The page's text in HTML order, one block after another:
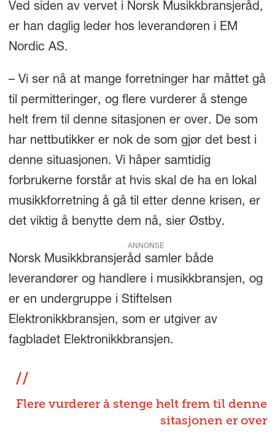
Ved siden av vervet i Norsk Musikkbransjeråd,
er han daglig leder hos leverandøren i EM
Nordic AS.
– Vi ser nå at mange forretninger har måttet gå
til permitteringer, og flere vurderer å stenge
helt frem til denne sitasjonen er over. De som
har nettbutikker er nok de som gjør det best i
denne situasjonen. Vi håper samtidig
forbrukerne forstår at hvis skal de ha en lokal
musikkforretning å gå til etter denne krisen, er
det viktig å benytte dem nå, sier Østby.
ANNONSE
Norsk Musikkbransjeråd samler både
leverandører og handlere i musikkbransjen, og
er en undergruppe i Stiftelsen
Elektronikkbransjen, som er utgiver av
fagbladet Elektronikkbransjen.
Flere vurderer å stenge helt frem til denne
sitasjonen er over